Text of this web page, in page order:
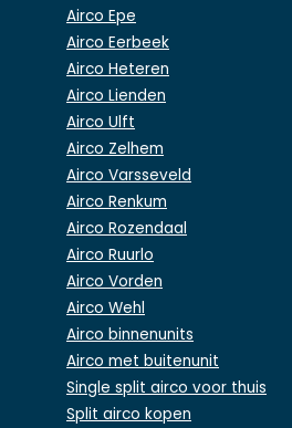
Airco Epe
Airco Eerbeek
Airco Heteren
Airco Lienden
Airco Ulft
Airco Zelhem
Airco Varsseveld
Airco Renkum
Airco Rozendaal
Airco Ruurlo
Airco Vorden
Airco Wehl
Airco binnenunits
Airco met buitenunit
Single split airco voor thuis
Split airco kopen